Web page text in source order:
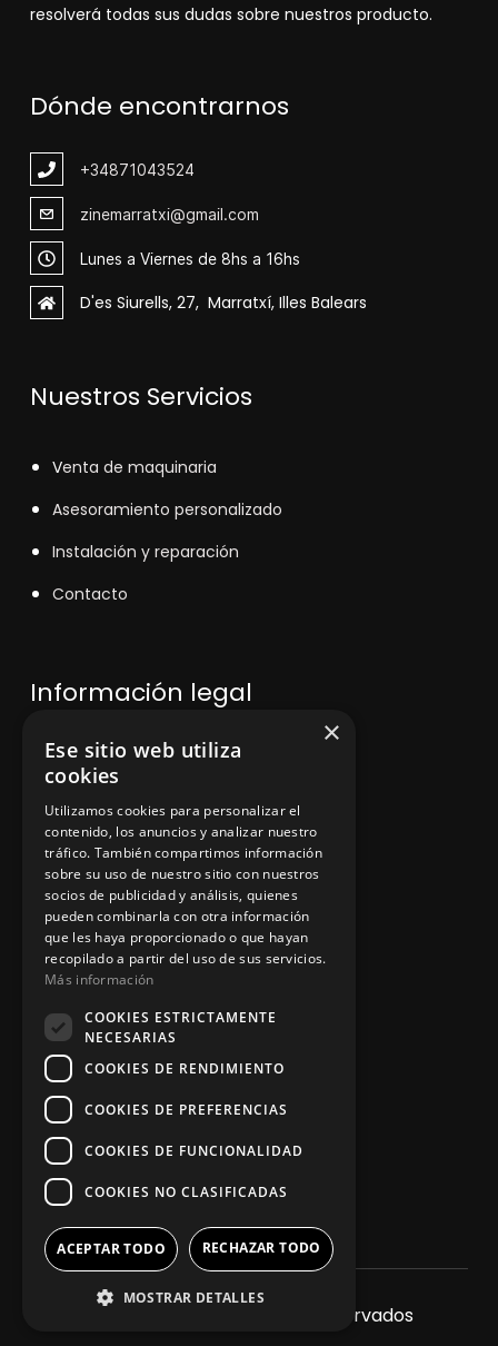
resolverá todas sus dudas sobre nuestros producto.
Dónde encontrarnos
+34871043524
zinemarratxi@gmail.com
Lunes a Viernes de 8hs a 16hs
D'es Siurells, 27, Marratxí, Illes Balears
Nuestros Servicios
Venta de maquinaria
Asesoramiento personalizado
Instalación y reparación
Contacto
Información legal
Política de privacidad
Aviso legal
App Zine Hostelería
Síguenos
2025. Todos los derechos reservados
×
Ese sitio web utiliza
cookies
Utilizamos cookies para personalizar el
contenido, los anuncios y analizar nuestro
tráfico. También compartimos información
sobre su uso de nuestro sitio con nuestros
socios de publicidad y análisis, quienes
pueden combinarla con otra información
que les haya proporcionado o que hayan
recopilado a partir del uso de sus servicios.
Más información
COOKIES ESTRICTAMENTE
NECESARIAS
COOKIES DE RENDIMIENTO
COOKIES DE PREFERENCIAS
COOKIES DE FUNCIONALIDAD
COOKIES NO CLASIFICADAS
ACEPTAR TODO RECHAZAR TODO
MOSTRAR DETALLES